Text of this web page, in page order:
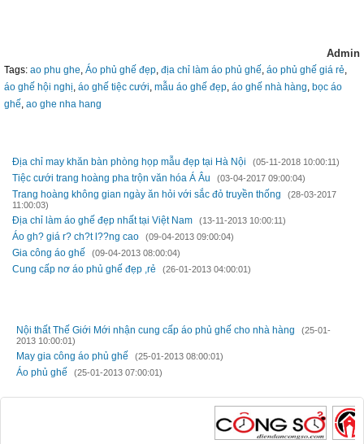
Admin
Tags: ao phu ghe, Áo phủ ghế đẹp, địa chỉ làm áo phủ ghế, áo phủ ghế giá rẻ,
áo ghế hội nghị, áo ghế tiệc cưới, mẫu áo ghế đẹp, áo ghế nhà hàng, bọc áo
ghế, ao ghe nha hang
Địa chỉ may khăn bàn phòng họp mẫu đẹp tại Hà Nội (05-11-2018 10:00:11)
Tiệc cưới trang hoàng pha trộn văn hóa Á Âu (03-04-2017 09:00:04)
Trang hoàng không gian ngày ăn hỏi với sắc đỏ truyền thống
(28-03-2017
11:00:03)
Địa chỉ làm áo ghế đẹp nhất tại Việt Nam (13-11-2013 10:00:11)
Áo gh? giá r? ch?t l??ng cao (09-04-2013 09:00:04)
Gia công áo ghế (09-04-2013 08:00:04)
Cung cấp nơ áo phủ ghế đẹp ,rẻ (26-01-2013 04:00:01)
Nội thất Thế Giới Mới nhận cung cấp áo phủ ghế cho nhà hàng
(25-01-
2013 10:00:01)
May gia công áo phủ ghế (25-01-2013 08:00:01)
Áo phủ ghế (25-01-2013 07:00:01)